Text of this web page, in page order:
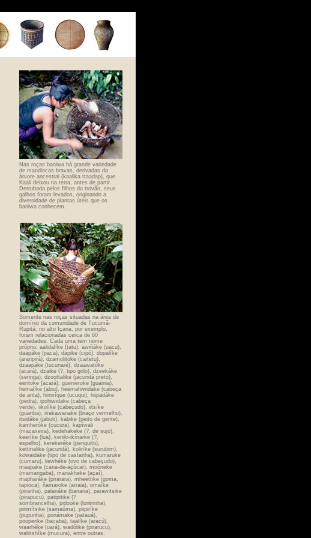
Nas roças baniwa há grande variedade
de mandiocas bravas, derivadas da
árvore ancestral (kaalika ttaadap), que
Kaali deixou na terra, antes de partir.
Derrubada pelos filhos do trovão, seus
galhos foram levados, originando a
diversidade de plantas úteis que os
baniwa conhecem.
Somente nas roças situadas na área de
domínio da comunidade de Tucumã-
Rupitá, no alto Içana, por exemplo,
foram relacionadas cerca de 60
variedades. Cada uma tem nome
próprio: aalidalíke (tatu), awiñáke (uacu),
daapáke (paca), dapike (cipó), dopalíke
(araripirá), dzamolitoke (caitetu),
dzaapáke (tucunaré), dzaawatóke
(acará), dzaike (?, tipo grilo), dzeekáke
(seringa), dzoottalike (jacundá preto),
eeritoke (acará), guenieroke (guainia),
hemalíke (abiu), heemahiwidake (cabeça
de anta), hiiniríque (ucuqui), hiipadáke
(pedra), ipohiwidake (cabeça
verde), iikolíke (cabeçudo), iitsíke
(guariba), iirakawanake (braço vermelho),
itsidáke (jabuti), kabike (peito de gente),
kamheróke (cucura), kapíwali
(macaxeira), kedehakeke (?, de sujo),
keeríke (lua), keniki-ikínarke (?,
espelho), kerekeréke (periquito),
kettinalike (jacundá), koliríke (surubim),
kowaidake (tipo de castanha), kumaruke
(cumaru), liewhéke (ovo de cabeçudo),
maapake (cana-de-açúcar), moóneke
(mamangaba), manakheke (açaí),
mapharáke (pirarara), mheettike (goma,
tapioca), ñamaroke (arraia), omaíke
(piranha), palanáke (banana), parawitsike
(pirapucu), patipitike (?
sombrancelha), pidooke (lontrinha),
pirimítsike (samaúma), piipiríke
(pupunha), ponámake (patauá),
pooperike (bacaba), taalíke (aracú),
waarhéke (uará), wadólike (pirarucu),
waliitshíke (mucura), entre outras.